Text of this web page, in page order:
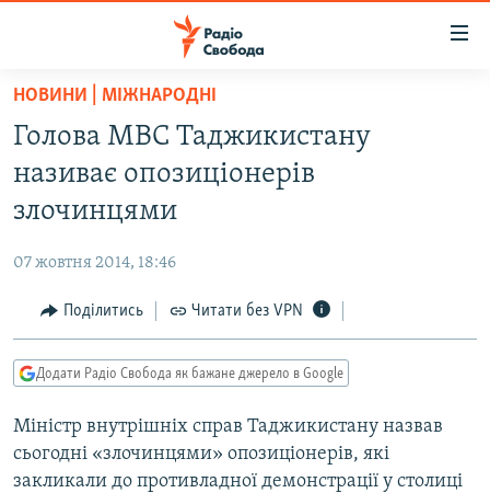
Перейти
основного
матеріалу
до
основної
Перейти
до
пошуку
СУСПІЛЬСТВО
УКРАЇНА
РОСІЙСЬКА «ФІЛЬТРАЦІЯ»
ДОНБАС.РЕАЛІЇ
ТИ ЯК?
СХЕМИ
КИТАЙ.ВИКЛИКИ
НОВИНИ | МІЖНАРОДНІ
Голова МВС Таджикистану
називає опозиціонерів
злочинцями
07 жовтня 2014, 18:46
Поділитись Читати без VPN
Додати Радіо Свобода як бажане джерело в Google
Міністр внутрішніх справ Таджикистану назвав
сьогодні «злочинцями» опозиціонерів, які
закликали до противладної демонстрації у столиці